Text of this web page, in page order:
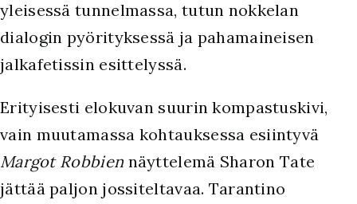
yleisessä tunnelmassa, tutun nokkelan
dialogin pyörityksessä ja pahamaineisen
jalkafetissin esittelyssä.
Erityisesti elokuvan suurin kompastuskivi,
vain muutamassa kohtauksessa esiintyvä
Margot Robbien näyttelemä Sharon Tate
jättää paljon jossiteltavaa. Tarantino